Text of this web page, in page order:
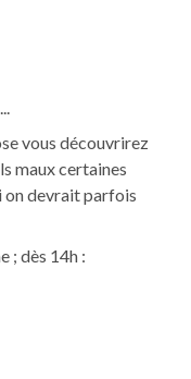
vous découvrirez
maux certaines
on devrait parfois
; dès 14h :